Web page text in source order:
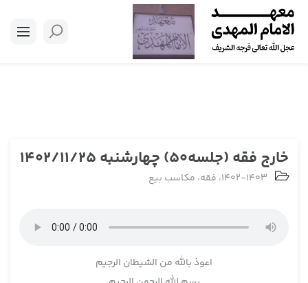
خارج فقه (جلسه50) چهارشنبه 1402/11/25
1402-1403، فقه، مکاسب بیع
اعوذ بالله من الشیطان الرجیم